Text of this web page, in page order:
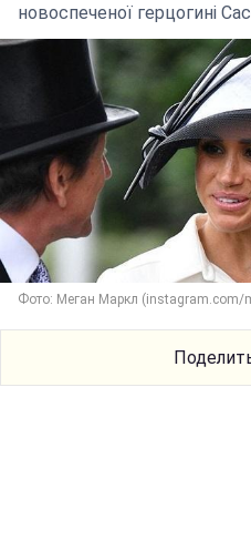
новоспеченої герцогині
Фото: Меган Маркл (instagram.com/